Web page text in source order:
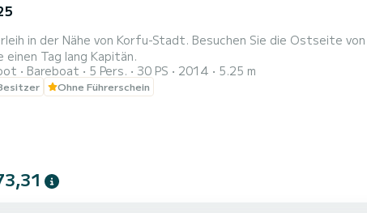
in der Nähe von Korfu-Stadt. Besuchen Sie die Ostseite
einen Tag lang Kapitän.
Bareboat 5 Pers. 30 PS 2014 5.25 m
Ohne Führerschein